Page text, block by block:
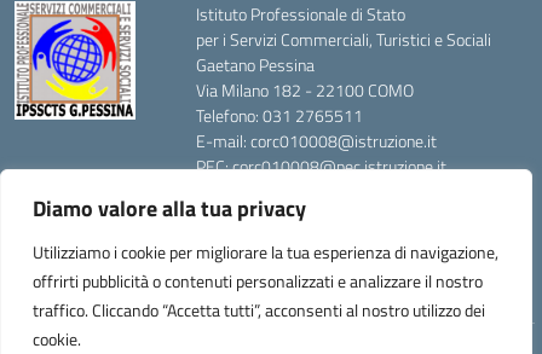
Diamo valore alla tua privacy
Utilizziamo i cookie per migliorare la tua esperienza di navigazione,
offrirti pubblicità o contenuti personalizzati e analizzare il nostro
traffico. Cliccando “Accetta tutti”, acconsenti al nostro utilizzo dei
cookie.
Istituto Professionale di Stato
per i Servizi Commerciali, Turistici e Sociali
Gaetano Pessina
Via Milano 182 - 22100 COMO
Telefono: 031 2765511
E-mail: corc010008@istruzione.it
PEC: corc010008@pec.istruzione.it
Codice Fiscale: 80014420139